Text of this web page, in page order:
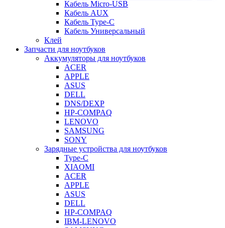
Кабель Micro-USB
Кабель AUX
Кабель Type-C
Кабель Универсальный
Клей
Запчасти для ноутбуков
Аккумуляторы для ноутбуков
ACER
APPLE
ASUS
DELL
DNS/DEXP
HP-COMPAQ
LENOVO
SAMSUNG
SONY
Зарядные устройства для ноутбуков
Type-C
XIAOMI
ACER
APPLE
ASUS
DELL
HP-COMPAQ
IBM-LENOVO